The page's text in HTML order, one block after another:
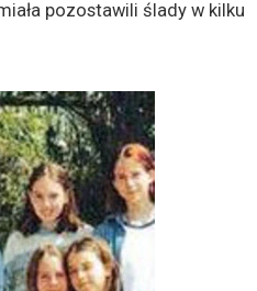
pozostawili ślady w kilku